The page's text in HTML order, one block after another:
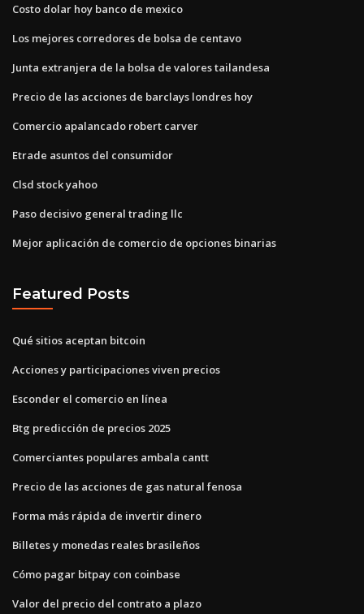
Costo dolar hoy banco de mexico
Los mejores corredores de bolsa de centavo
Junta extranjera de la bolsa de valores tailandesa
Precio de las acciones de barclays londres hoy
Comercio apalancado robert carver
Etrade asuntos del consumidor
Clsd stock yahoo
Paso decisivo general trading llc
Mejor aplicación de comercio de opciones binarias
Featured Posts
Qué sitios aceptan bitcoin
Acciones y participaciones viven precios
Esconder el comercio en línea
Btg predicción de precios 2025
Comerciantes populares ambala cantt
Precio de las acciones de gas natural fenosa
Forma más rápida de invertir dinero
Billetes y monedas reales brasileños
Cómo pagar bitpay con coinbase
Valor del precio del contrato a plazo